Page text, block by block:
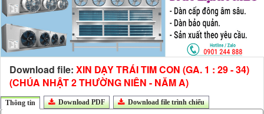
Download file: XIN DẠY TRÁI TIM CON (GA. 1 : 29 - 34)
(CHÚA NHẬT 2 THƯỜNG NIÊN - NĂM A)
Thông tin Download PDF Download file trình chiếu